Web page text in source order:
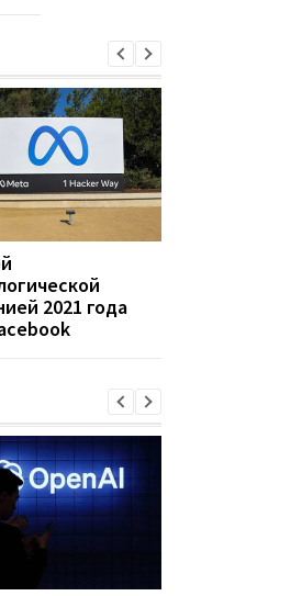
2021 года